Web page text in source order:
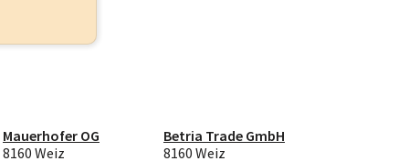
Mauerhofer OG
8160 Weiz
Betria Trade GmbH
8160 Weiz